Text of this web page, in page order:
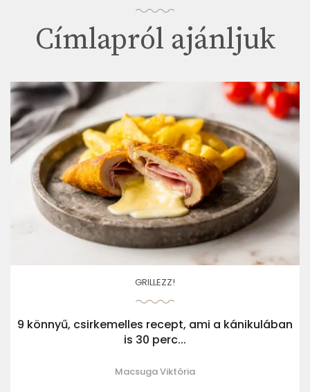
Címlapról ajánljuk
GRILLEZZ!
9 könnyű, csirkemelles recept, ami a kánikulában
is 30 perc...
Macsuga Viktória